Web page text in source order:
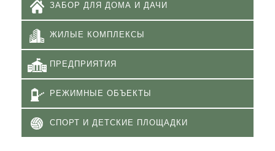
ЗАБОР ДЛЯ ДОМА И ДАЧИ
ЖИЛЫЕ КОМПЛЕКСЫ
ПРЕДПРИЯТИЯ
РЕЖИМНЫЕ ОБЪЕКТЫ
СПОРТ И ДЕТСКИЕ ПЛОЩАДКИ